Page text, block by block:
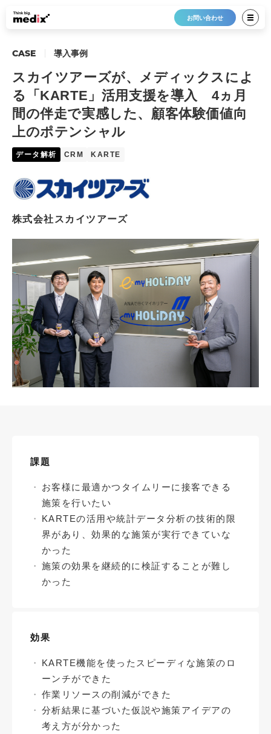
お問い合わせ
CASE 導入事例
スカイツアーズが、メディックスによ
る「KARTE」活用支援を導入 4ヵ月
間の伴走で実感した、顧客体験価値向
上のポテンシャル
データ解析 CRM KARTE
株式会社スカイツアーズ
課題
お客様に最適かつタイムリーに接客できる
施策を行いたい
KARTEの活用や統計データ分析の技術的限
界があり、効果的な施策が実行できていな
かった
施策の効果を継続的に検証することが難し
かった
効果
KARTE機能を使ったスピーディな施策のロ
ーンチができた
作業リソースの削減ができた
分析結果に基づいた仮説や施策アイデアの
考え方が分かった